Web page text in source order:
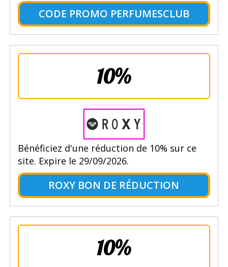
CODE PROMO PERFUMESCLUB
10%
Bénéficiez d'une réduction de 10% sur ce
site. Expire le 29/09/2026.
ROXY BON DE RÉDUCTION
10%